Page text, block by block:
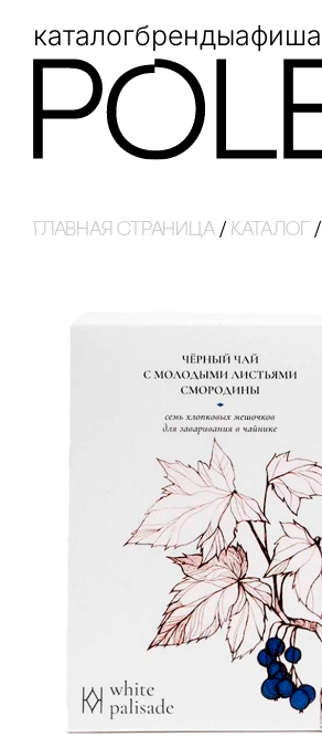
каталогбрендыафиша
Главная страница / Каталог /